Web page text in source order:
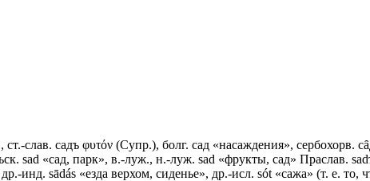
слав. садъ φυτόν (Супр.), болг. сад «насаждения», сербохорв.
sаd «сад, парк», в.-луж., н.-луж. sаd «фрукты, сад» Праслав.
инд. sādás «езда верхом, сиденье», др.-исл. sót «сажа» (т. е.